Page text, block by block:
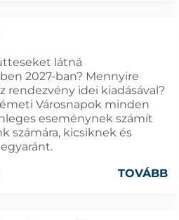
látná
2027-ban? Mennyire
rendezvény idei kiadásával?
Városnapok minden
eseménynek számít
számára, kicsiknek és
TOVÁBB